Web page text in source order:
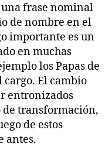
frase nominal
de nombre en el
importante es un
en muchas
los Papas de
El cambio
entronizados
transformación,
de estos
antes.